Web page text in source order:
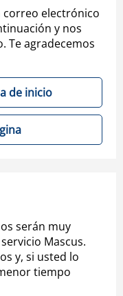
correo electrónico
y nos
Te agradecemos
de inicio
serán muy
Mascus.
y, si usted lo
tiempo